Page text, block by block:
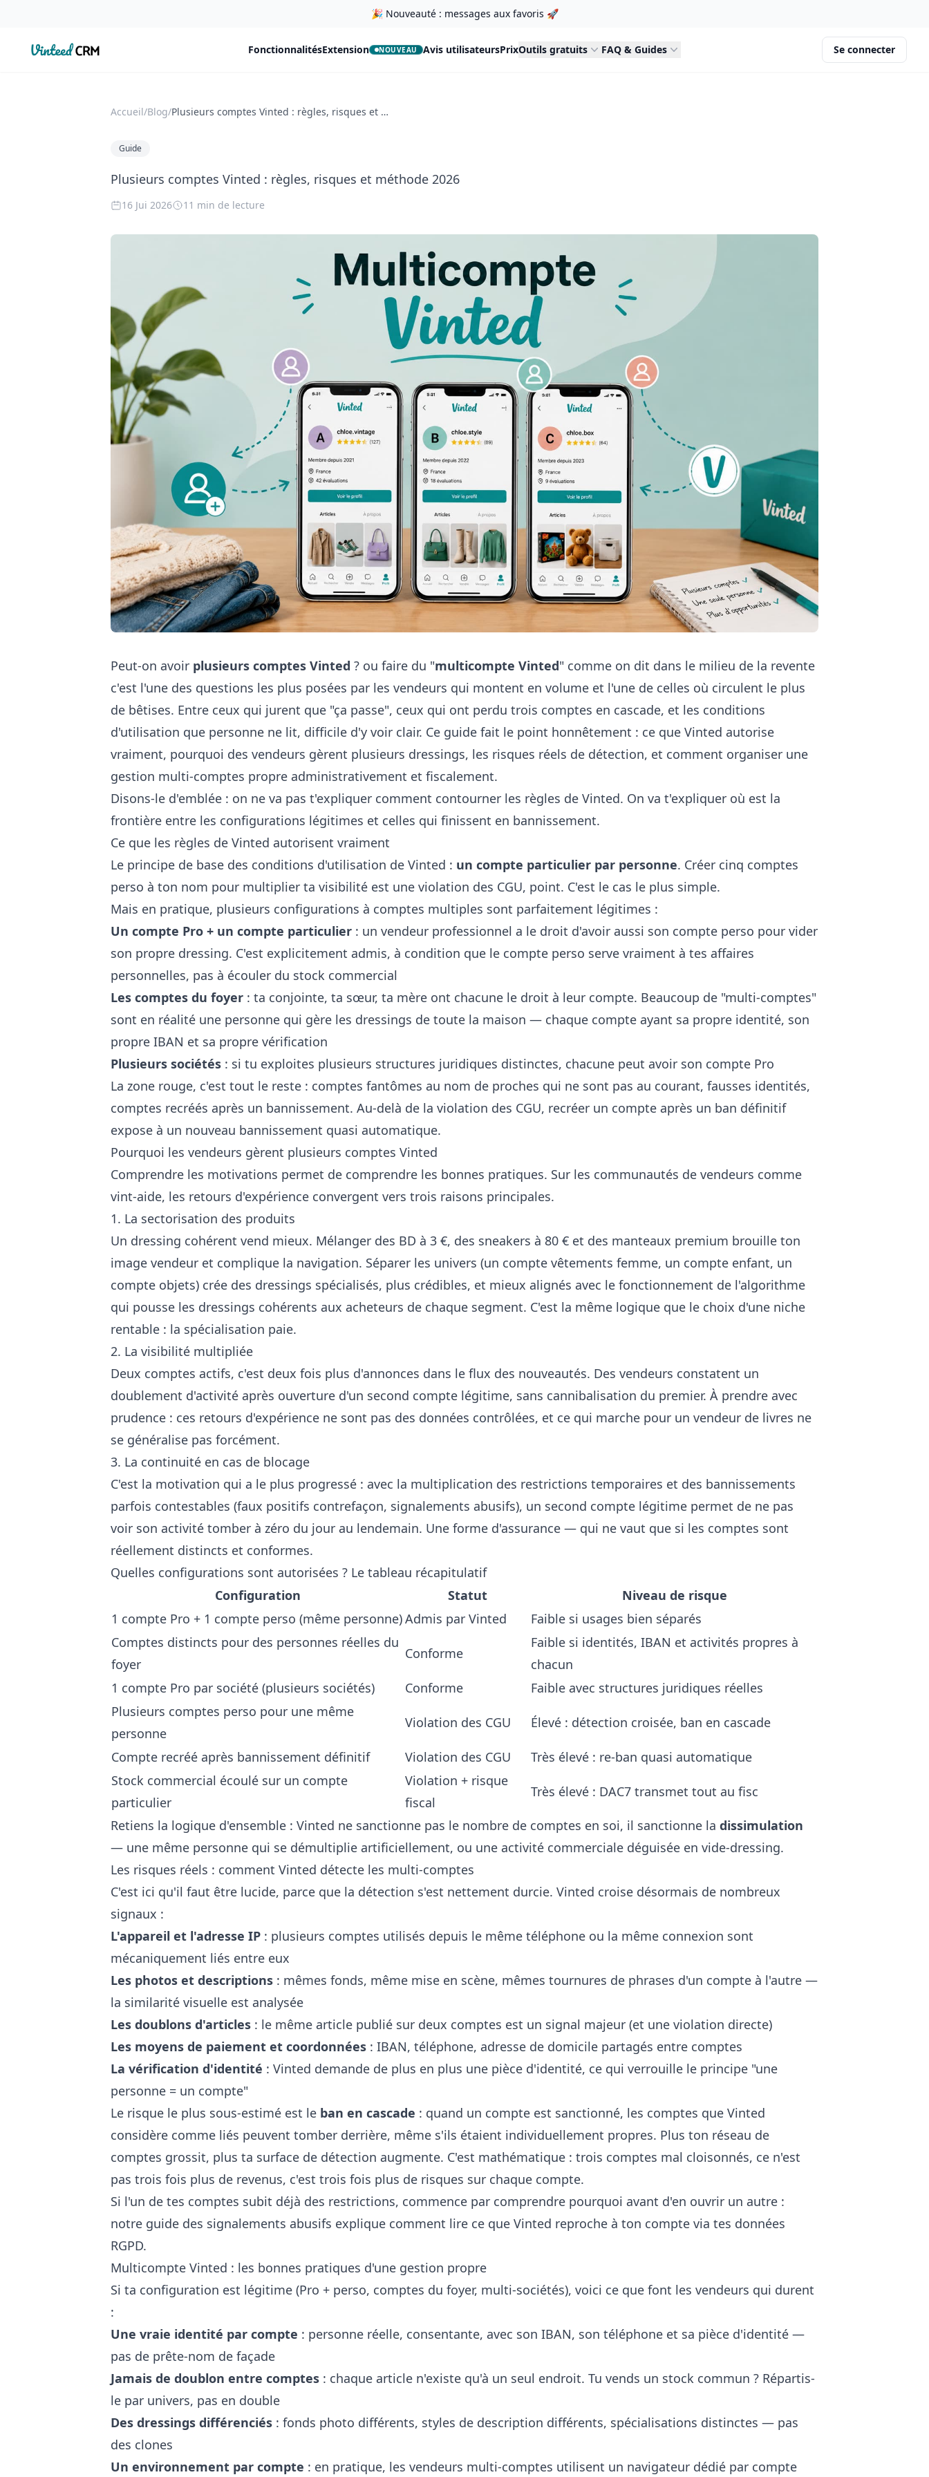
🎉 Nouveauté : messages aux favoris 🚀
VintedCRM FonctionnalitésExtension NOUVEAU Avis utilisateursPrixOutils gratuits FAQ & Guides Se connecter
Accueil/Blog/ Plusieurs comptes Vinted : règles, risques et méthode 2026
Guide
Plusieurs comptes Vinted : règles, risques et méthode 2026
16 Jui 2026 11 min de lecture
Peut-on avoir plusieurs comptes Vinted ? ou faire du "multicompte Vinted" comme on dit dans le milieu de la revente
c'est l'une des questions les plus posées par les vendeurs qui montent en volume et l'une de celles où circulent le plus
de bêtises. Entre ceux qui jurent que "ça passe", ceux qui ont perdu trois comptes en cascade, et les conditions
d'utilisation que personne ne lit, difficile d'y voir clair. Ce guide fait le point honnêtement : ce que Vinted autorise
vraiment, pourquoi des vendeurs gèrent plusieurs dressings, les risques réels de détection, et comment organiser une
gestion multi-comptes propre administrativement et fiscalement.
Disons-le d'emblée : on ne va pas t'expliquer comment contourner les règles de Vinted. On va t'expliquer où est la
frontière entre les configurations légitimes et celles qui finissent en bannissement.
Ce que les règles de Vinted autorisent vraiment
Le principe de base des conditions d'utilisation de Vinted : un compte particulier par personne. Créer cinq comptes
perso à ton nom pour multiplier ta visibilité est une violation des CGU, point. C'est le cas le plus simple.
Mais en pratique, plusieurs configurations à comptes multiples sont parfaitement légitimes :
Un compte Pro + un compte particulier : un vendeur professionnel a le droit d'avoir aussi son compte perso pour vider
son propre dressing. C'est explicitement admis, à condition que le compte perso serve vraiment à tes affaires
personnelles, pas à écouler du stock commercial
Les comptes du foyer : ta conjointe, ta sœur, ta mère ont chacune le droit à leur compte. Beaucoup de "multi-comptes"
sont en réalité une personne qui gère les dressings de toute la maison — chaque compte ayant sa propre identité, son
propre IBAN et sa propre vérification
Plusieurs sociétés : si tu exploites plusieurs structures juridiques distinctes, chacune peut avoir son compte Pro
La zone rouge, c'est tout le reste : comptes fantômes au nom de proches qui ne sont pas au courant, fausses identités,
comptes recréés après un bannissement. Au-delà de la violation des CGU, recréer un compte après un ban définitif
expose à un nouveau bannissement quasi automatique.
Pourquoi les vendeurs gèrent plusieurs comptes Vinted
Comprendre les motivations permet de comprendre les bonnes pratiques. Sur les communautés de vendeurs comme
vint-aide, les retours d'expérience convergent vers trois raisons principales.
1. La sectorisation des produits
Un dressing cohérent vend mieux. Mélanger des BD à 3 €, des sneakers à 80 € et des manteaux premium brouille ton
image vendeur et complique la navigation. Séparer les univers (un compte vêtements femme, un compte enfant, un
compte objets) crée des dressings spécialisés, plus crédibles, et mieux alignés avec le fonctionnement de l'algorithme
qui pousse les dressings cohérents aux acheteurs de chaque segment. C'est la même logique que le choix d'une niche
rentable : la spécialisation paie.
2. La visibilité multipliée
Deux comptes actifs, c'est deux fois plus d'annonces dans le flux des nouveautés. Des vendeurs constatent un
doublement d'activité après ouverture d'un second compte légitime, sans cannibalisation du premier. À prendre avec
prudence : ces retours d'expérience ne sont pas des données contrôlées, et ce qui marche pour un vendeur de livres ne
se généralise pas forcément.
3. La continuité en cas de blocage
C'est la motivation qui a le plus progressé : avec la multiplication des restrictions temporaires et des bannissements
parfois contestables (faux positifs contrefaçon, signalements abusifs), un second compte légitime permet de ne pas
voir son activité tomber à zéro du jour au lendemain. Une forme d'assurance — qui ne vaut que si les comptes sont
réellement distincts et conformes.
Quelles configurations sont autorisées ? Le tableau récapitulatif
Configuration
Statut
Niveau de risque
1 compte Pro + 1 compte perso (même personne)Admis par Vinted
Faible si usages bien séparés
Comptes distincts pour des personnes réelles du
foyer
Conforme
Faible si identités, IBAN et activités propres à
chacun
1 compte Pro par société (plusieurs sociétés)
Conforme
Faible avec structures juridiques réelles
Plusieurs comptes perso pour une même
personne
Violation des CGU Élevé : détection croisée, ban en cascade
Compte recréé après bannissement définitif Violation des CGU
Très élevé : re-ban quasi automatique
Stock commercial écoulé sur un compte
particulier
Violation + risque
fiscal
Très élevé : DAC7 transmet tout au fisc
Retiens la logique d'ensemble : Vinted ne sanctionne pas le nombre de comptes en soi, il sanctionne la dissimulation
— une même personne qui se démultiplie artificiellement, ou une activité commerciale déguisée en vide-dressing.
Les risques réels : comment Vinted détecte les multi-comptes
C'est ici qu'il faut être lucide, parce que la détection s'est nettement durcie. Vinted croise désormais de nombreux
signaux :
L'appareil et l'adresse IP : plusieurs comptes utilisés depuis le même téléphone ou la même connexion sont
mécaniquement liés entre eux
Les photos et descriptions : mêmes fonds, même mise en scène, mêmes tournures de phrases d'un compte à l'autre —
la similarité visuelle est analysée
Les doublons d'articles : le même article publié sur deux comptes est un signal majeur (et une violation directe)
Les moyens de paiement et coordonnées : IBAN, téléphone, adresse de domicile partagés entre comptes
La vérification d'identité : Vinted demande de plus en plus une pièce d'identité, ce qui verrouille le principe "une
personne = un compte"
Le risque le plus sous-estimé est le ban en cascade : quand un compte est sanctionné, les comptes que Vinted
considère comme liés peuvent tomber derrière, même s'ils étaient individuellement propres. Plus ton réseau de
comptes grossit, plus ta surface de détection augmente. C'est mathématique : trois comptes mal cloisonnés, ce n'est
pas trois fois plus de revenus, c'est trois fois plus de risques sur chaque compte.
Si l'un de tes comptes subit déjà des restrictions, commence par comprendre pourquoi avant d'en ouvrir un autre :
notre guide des signalements abusifs explique comment lire ce que Vinted reproche à ton compte via tes données
RGPD.
Multicompte Vinted : les bonnes pratiques d'une gestion propre
Si ta configuration est légitime (Pro + perso, comptes du foyer, multi-sociétés), voici ce que font les vendeurs qui durent
:
Une vraie identité par compte : personne réelle, consentante, avec son IBAN, son téléphone et sa pièce d'identité —
pas de prête-nom de façade
Jamais de doublon entre comptes : chaque article n'existe qu'à un seul endroit. Tu vends un stock commun ? Répartis-
le par univers, pas en double
Des dressings différenciés : fonds photo différents, styles de description différents, spécialisations distinctes — pas
des clones
Un environnement par compte : en pratique, les vendeurs multi-comptes utilisent un navigateur dédié par compte